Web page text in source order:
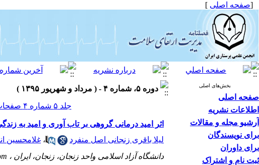
[صفحه اصلی ]
بخش‌های اصلی
صفحه اصلی
اطلاعات نشریه
آرشیو مجله و مقالات
برای نویسندگان
برای داوران
ثبت نام و اشتراک
دوره ۵، شماره ۴ - ( مرداد و شهریور ۱۳۹۵ )
جلد ۵ شماره ۴ صفحات ۶۴-۵۸
اثر امید درمانی گروهی بر تاب آوری و امید به
لیلا باقری زنجانی اصل منفرد
، غلامحسین
دانشگاه آزاد اسلامی واحد زنجان، زنجان، ایران ،